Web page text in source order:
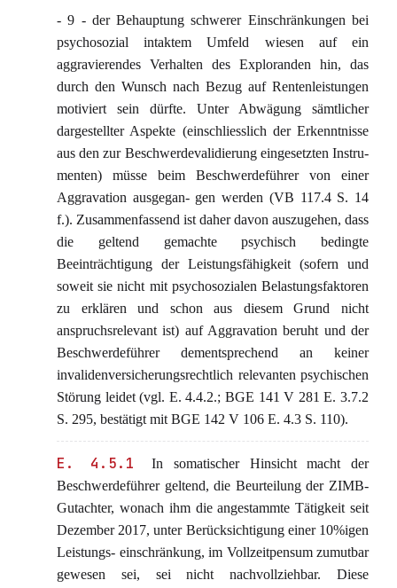
- 9 - der Behauptung schwerer Einschränkungen bei
psychosozial intaktem Umfeld wiesen auf ein
aggravierendes Verhalten des Exploranden hin, das
durch den Wunsch nach Bezug auf Rentenleistungen
motiviert sein dürfte. Unter Abwägung sämtlicher
dargestellter Aspekte (einschliesslich der Erkenntnisse
aus den zur Beschwerdevalidierung eingesetzten Instru-
menten) müsse beim Beschwerdeführer von einer
Aggravation ausgegan- gen werden (VB 117.4 S. 14
f.). Zusammenfassend ist daher davon auszugehen, dass
die geltend gemachte psychisch bedingte
Beeinträchtigung der Leistungsfähigkeit (sofern und
soweit sie nicht mit psychosozialen Belastungsfaktoren
zu erklären und schon aus diesem Grund nicht
anspruchsrelevant ist) auf Aggravation beruht und der
Beschwerdeführer dementsprechend an keiner
invalidenversicherungsrechtlich relevanten psychischen
Störung leidet (vgl. E. 4.4.2.; BGE 141 V 281 E. 3.7.2
S. 295, bestätigt mit BGE 142 V 106 E. 4.3 S. 110).
E. 4.5.1
In somatischer Hinsicht macht der
Beschwerdeführer geltend, die Beurteilung der ZIMB-
Gutachter, wonach ihm die angestammte Tätigkeit seit
Dezember 2017, unter Berücksichtigung einer 10%igen
Leistungs- einschränkung, im Vollzeitpensum zumutbar
gewesen sei, sei nicht nachvollziehbar. Diese